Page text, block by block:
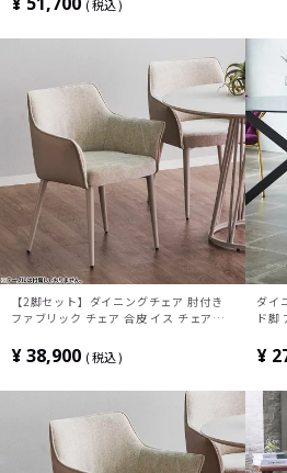
税込
【2脚セット】ダイニングチェア 肘付き
ファブリック チェア 合皮 イス チェアー
ー スチール脚 北欧 モダン ベージュ グレ
ー
¥38,900 税込
ダイ
ド脚
食卓
¥